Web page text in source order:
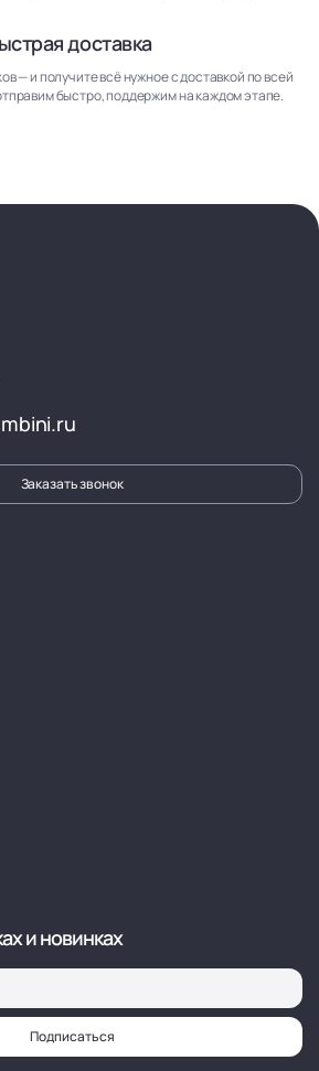
доставка
— и получите всё нужное с доставкой по всей
быстро, поддержим на каждом этапе.
Заказать звонок
и новинках
Подписаться